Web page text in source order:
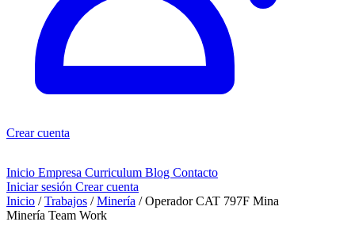
Crear cuenta
Inicio Empresa Curriculum Blog Contacto
Iniciar sesión Crear cuenta
Inicio / Trabajos / Minería / Operador CAT 797F Mina
Minería Team Work